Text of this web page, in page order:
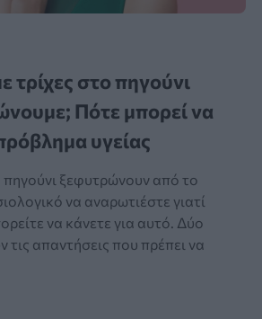
τρίχες στο πηγούνι
Πότε μπορεί να
υγείας
πηγούνι ξεφυτρώνουν από το
να αναρωτιέστε γιατί
να κάνετε για αυτό. Δύο
τις απαντήσεις που πρέπει να